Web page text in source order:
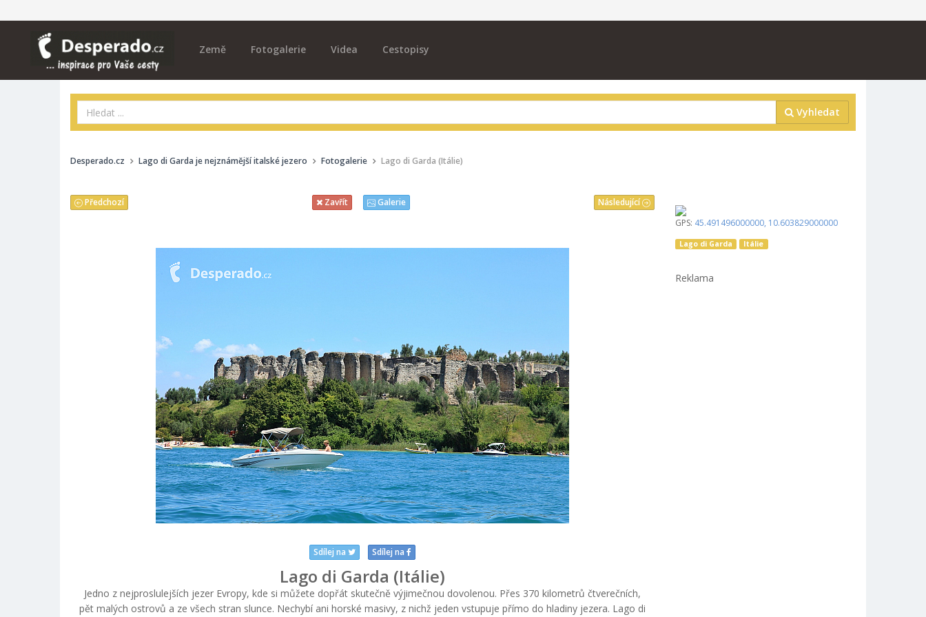
Země Fotogalerie Videa Cestopisy
Vyhledat
Desperado.cz Lago di Garda je nejznámější italské jezero Fotogalerie Lago di Garda (Itálie)
Následující
Předchozí Zavřít Galerie
Sdílej na Sdílej na
Lago di Garda (Itálie)
Jedno z nejproslulejších jezer Evropy, kde si můžete dopřát skutečně výjimečnou dovolenou. Přes 370 kilometrů čtverečních,
pět malých ostrovů a ze všech stran slunce. Nechybí ani horské masivy, z nichž jeden vstupuje přímo do hladiny jezera. Lago di
GPS: 45.491496000000, 10.603829000000
Lago di Garda Itálie
Reklama